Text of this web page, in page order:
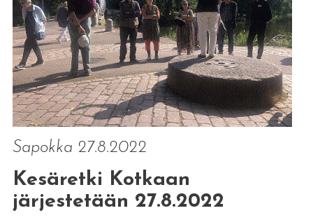
Sapokka 27.8.2022
Kesäretki Kotkaan
järjestetään 27.8.2022